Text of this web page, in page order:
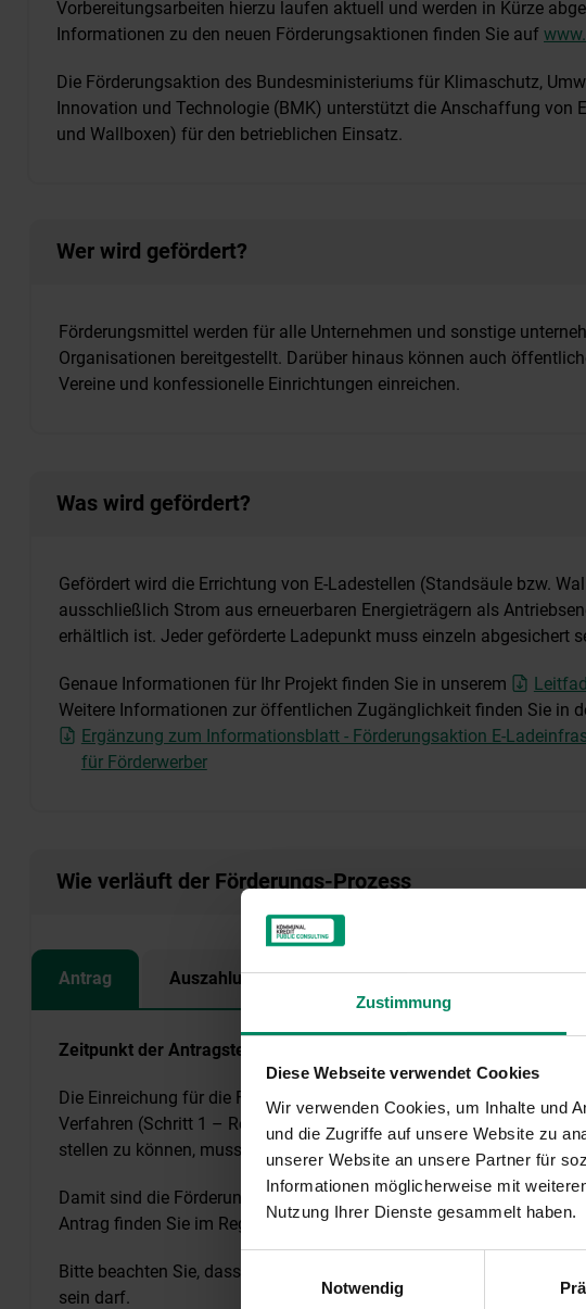
Zustimmung
Diese Webseite verwendet Cookies
Wir verwenden Cookies, um Inhalte und
und die Zugriffe auf unsere Website zu
unserer Website an unsere Partner für
Informationen möglicherweise mit
Nutzung Ihrer Dienste gesammelt haben.
Notwendig
Vorbereitungsarbeiten hierzu laufen aktuell und werden in Kürze
Informationen zu den neuen Förderungsaktionen finden Sie auf
Die Förderungsaktion des Bundesministeriums für Klimaschutz,
Innovation und Technologie (BMK) unterstützt die Anschaffung von
und Wallboxen) für den betrieblichen Einsatz.
Wer wird gefördert?
Förderungsmittel werden für alle Unternehmen und sonstige
Organisationen bereitgestellt. Darüber hinaus können auch
Vereine und konfessionelle Einrichtungen einreichen.
Was wird gefördert?
Gefördert wird die Errichtung von E-Ladestellen (Standsäule bzw.
ausschließlich Strom aus erneuerbaren Energieträgern als
erhältlich ist. Jeder geförderte Ladepunkt muss einzeln abgesichert
Genaue Informationen für Ihr Projekt finden Sie in unserem
Weitere Informationen zur öffentlichen Zugänglichkeit finden Sie in
Ergänzung zum Informationsblatt - Förderungsaktion E-
für Förderwerber
Wie verläuft der Förderungs-Prozess
Antrag Auszahlung
Zeitpunkt der Antragstellung
Die Einreichung für die Förderungsaktion „Elektro-Ladeinfrastruktur“
Verfahren (Schritt 1 – Registrierung, Schritt 2 – Antragstellung). Um
stellen zu können, musste das Projekt registriert werden (Schritt 1).
Damit sind die Förderungsmittel für die E-Ladeinfrastruktur
Antrag finden Sie im Registrierungs-Mail.
Bitte beachten Sie, dass die Rechnung zum Zeitpunkt der
sein darf.